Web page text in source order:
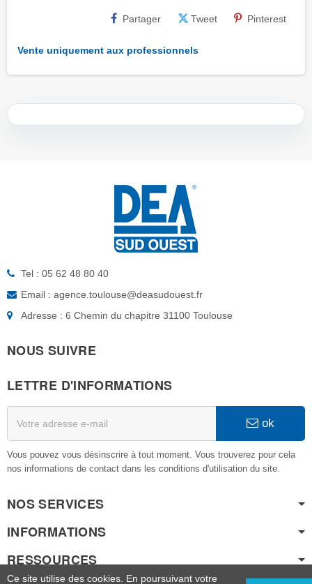
Partager Tweet Pinterest
Vente uniquement aux professionnels
Tel : 05 62 48 80 40
Email : agence.toulouse@deasudouest.fr
Adresse : 6 Chemin du chapitre 31100 Toulouse
NOUS SUIVRE
LETTRE D'INFORMATIONS
ok
Vous pouvez vous désinscrire à tout moment. Vous trouverez pour cela
nos informations de contact dans les conditions d'utilisation du site.
NOS SERVICES
INFORMATIONS
RESSOURCES
Ce site utilise des cookies. En poursuivant votre